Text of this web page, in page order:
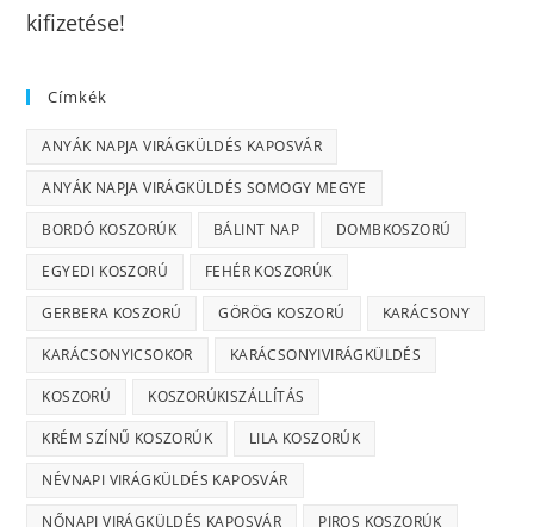
kifizetése!
Címkék
ANYÁK NAPJA VIRÁGKÜLDÉS KAPOSVÁR
ANYÁK NAPJA VIRÁGKÜLDÉS SOMOGY MEGYE
BORDÓ KOSZORÚK BÁLINT NAP DOMBKOSZORÚ
EGYEDI KOSZORÚ FEHÉR KOSZORÚK
GERBERA KOSZORÚ GÖRÖG KOSZORÚ KARÁCSONY
KARÁCSONYICSOKOR KARÁCSONYIVIRÁGKÜLDÉS
KOSZORÚ KOSZORÚKISZÁLLÍTÁS
KRÉM SZÍNŰ KOSZORÚK LILA KOSZORÚK
NÉVNAPI VIRÁGKÜLDÉS KAPOSVÁR
NŐNAPI VIRÁGKÜLDÉS KAPOSVÁR PIROS KOSZORÚK